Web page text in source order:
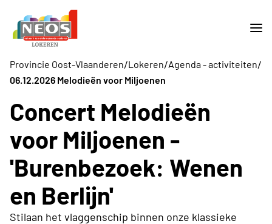
Provincie Oost-Vlaanderen/Lokeren/Agenda - activiteiten/
06.12.2026 Melodieën voor Miljoenen
Concert Melodieën
voor Miljoenen -
'Burenbezoek: Wenen
en Berlijn'
Stilaan het vlaggenschip binnen onze klassieke